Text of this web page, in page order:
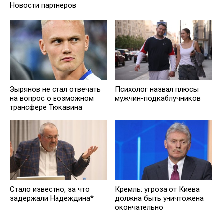
Новости партнеров
Зырянов не стал отвечать
на вопрос о возможном
трансфере Тюкавина
Психолог назвал плюсы
мужчин-подкаблучников
Стало известно, за что
задержали Надеждина*
Кремль: угроза от Киева
должна быть уничтожена
окончательно